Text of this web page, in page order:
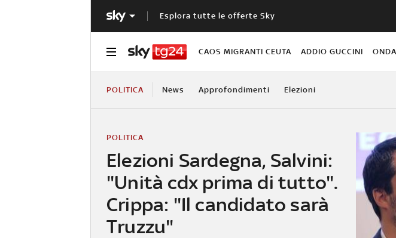
Esplora tutte le offerte Sky
CAOS MIGRANTI CEUTA ADDIO GUCCINI
POLITICA News Approfondimenti Elezioni
Elezioni Sardegna, Salvini:
"Unità cdx prima di tutto".
Crippa: "Il candidato sarà
Truzzu"
POLITICA